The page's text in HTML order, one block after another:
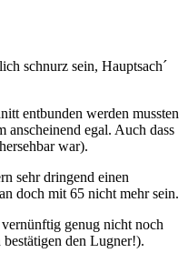
schnurz sein, Hauptsach´
entbunden werden mussten
anscheinend egal. Auch dass
war).
sehr dringend einen
doch mit 65 nicht mehr sein.
genug nicht noch
den Lugner!).